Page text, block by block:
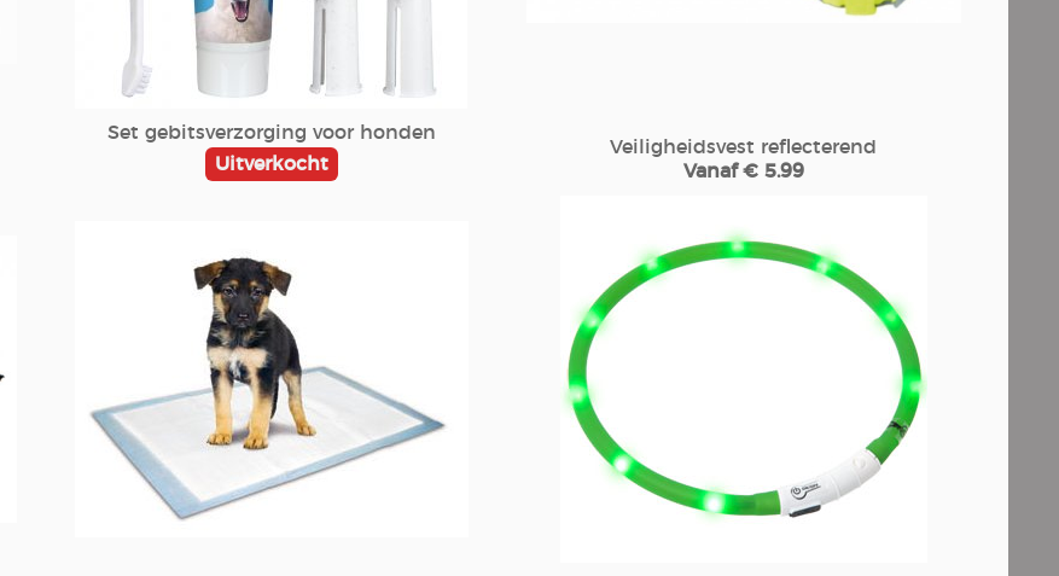
Set gebitsverzorging voor honden
Uitverkocht
Veiligheidsvest reflecterend
Vanaf € 5.99